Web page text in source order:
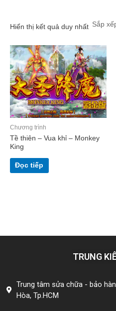
Hiển thị kết quả duy nhất
Chương trình
Tề thiên – Vua khỉ – Monkey
King
Đọc tiếp
TRUNG
Trung tâm sửa chữa - bảo
Hòa, Tp.HCM